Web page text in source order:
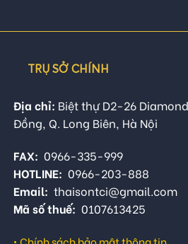
TRỤ SỞ CHÍNH
Địa chỉ: Biệt thự D2-26
Đồng, Q. Long Biên, Hà Nội
FAX: 0966-335-999
HOTLINE: 0966-203-888
Email: thaisontci@gmail.com
Mã số thuế: 0107613425